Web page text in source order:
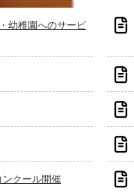
幼稚園へのサービ
クール開催